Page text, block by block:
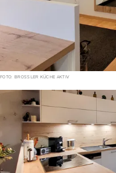
FOTO: BROSSLER KÜCHE AKTIV